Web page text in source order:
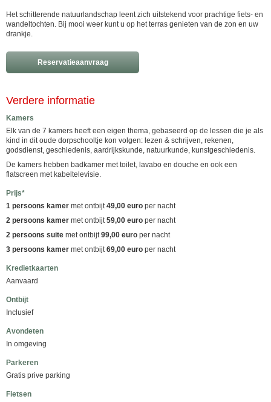
Het schitterende natuurlandschap leent zich uitstekend voor prachtige fiets- en
wandeltochten. Bij mooi weer kunt u op het terras genieten van de zon en uw
drankje.
Reservatieaanvraag
Verdere informatie
Kamers
Elk van de 7 kamers heeft een eigen thema, gebaseerd op de lessen die je als
kind in dit oude dorpschooltje kon volgen: lezen & schrijven, rekenen,
godsdienst, geschiedenis, aardrijkskunde, natuurkunde, kunstgeschiedenis.
De kamers hebben badkamer met toilet, lavabo en douche en ook een
flatscreen met kabeltelevisie.
Prijs*
1 persoons kamer met ontbijt49,00 euro per nacht
2 persoons kamer met ontbijt59,00 euro per nacht
2 persoons suite met ontbijt99,00 euro per nacht
3 persoons kamer met ontbijt69,00 euro per nacht
Kredietkaarten
Aanvaard
Ontbijt
Inclusief
Avondeten
In omgeving
Parkeren
Gratis prive parking
Fietsen